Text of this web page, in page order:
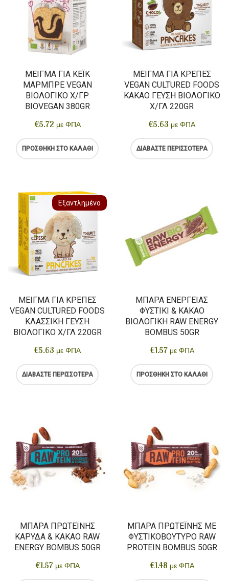
ΜΕΊΓΜΑ ΓΙΑ ΚΈΙΚ
ΜΑΡΜΠΡΕ VEGAN
ΒΙΟΛΟΓΙΚΌ Χ/ΓΡ
BIOVEGAN 380GR
€5.72 με ΦΠΑ
ΠΡΟΣΘΉΚΗ ΣΤΟ ΚΑΛΆΘΙ
ΜΕΊΓΜΑ ΓΙΑ ΚΡΈΠΕΣ
VEGAN CULTURED FOODS
ΚΑΚΆΟ ΓΕΎΣΗ ΒΙΟΛΟΓΙΚΌ
Χ/ΓΛ 220GR
€5.63 με ΦΠΑ
ΔΙΑΒΆΣΤΕ ΠΕΡΙΣΣΌΤΕΡΑ
Εξαντλημένο
ΜΕΊΓΜΑ ΓΙΑ ΚΡΈΠΕΣ
VEGAN CULTURED FOODS
ΚΛΑΣΣΙΚΉ ΓΕΎΣΗ
ΒΙΟΛΟΓΙΚΌ Χ/ΓΛ 220GR
€5.63 με ΦΠΑ
ΔΙΑΒΆΣΤΕ ΠΕΡΙΣΣΌΤΕΡΑ
ΜΠΆΡΑ ΕΝΈΡΓΕΙΑΣ
ΦΥΣΤΊΚΙ & ΚΑΚΆΟ
ΒΙΟΛΟΓΙΚΉ RAW ENERGY
BOMBUS 50GR
€1.57 με ΦΠΑ
ΠΡΟΣΘΉΚΗ ΣΤΟ ΚΑΛΆΘΙ
ΜΠΆΡΑ ΠΡΩΤΕΪ́ΝΗΣ
ΚΑΡΎΔΑ & ΚΑΚΆΟ RAW
ENERGY BOMBUS 50GR
€1.57 με ΦΠΑ
ΜΠΆΡΑ ΠΡΩΤΕΪ́ΝΗΣ ΜΕ
ΦΥΣΤΙΚΟΒΟΎΤΥΡΟ RAW
PROTEIN BOMBUS 50GR
€1.48 με ΦΠΑ